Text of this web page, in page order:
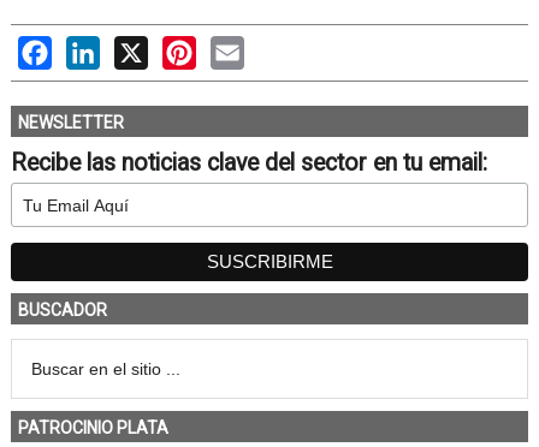
FacebookLinkedIn
X PinterestEmail
NEWSLETTER
Recibe las noticias clave del sector en tu email:
BUSCADOR
PATROCINIO PLATA